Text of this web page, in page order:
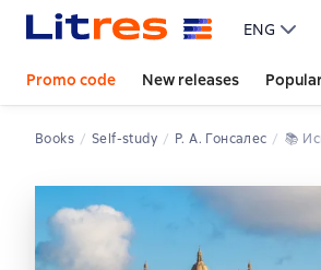
ENG
Promo code New releases
Books Self-study Р. А. Гонсалес 📚